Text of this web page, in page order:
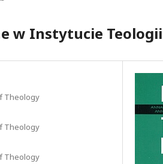
w Instytucie
Theology
Theology
Theology